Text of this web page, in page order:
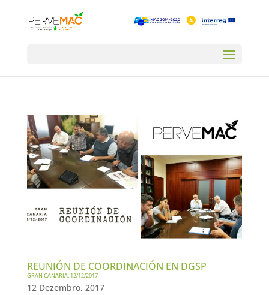
REUNIÓN DE COORDINACIÓN EN DGSP
GRAN CANARIA. 12/12/2017
12 Dezembro, 2017